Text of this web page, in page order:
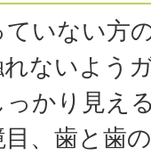
いない方
ないよう
かり見え
、歯と歯